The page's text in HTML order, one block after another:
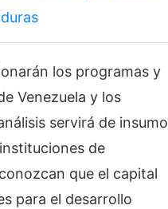
los programas y
Venezuela y los
servirá de insumo
de
que el capital
para el desarrollo